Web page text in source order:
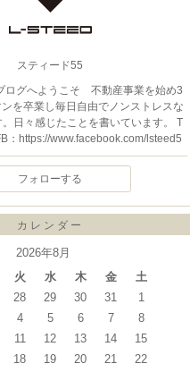
スティード55
ログへようこそ 不動産事業を始め3
を卒業し毎日自由でノンストレスな
日々感じたことを書いています。 T
：https://www.facebook.com/lsteed5
フォローする
カレンダー
2026年8月
火 水 木 金
土
28 29 30 31
1
4 5 6 7
8
11 12 13 14
15
18 19 20 21
22